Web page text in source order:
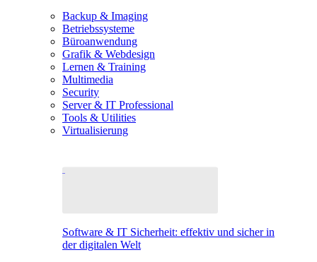
Backup & Imaging
Betriebssysteme
Büroanwendung
Grafik & Webdesign
Lernen & Training
Multimedia
Security
Server & IT Professional
Tools & Utilities
Virtualisierung
Software & IT Sicherheit: effektiv und sicher in
der digitalen Welt